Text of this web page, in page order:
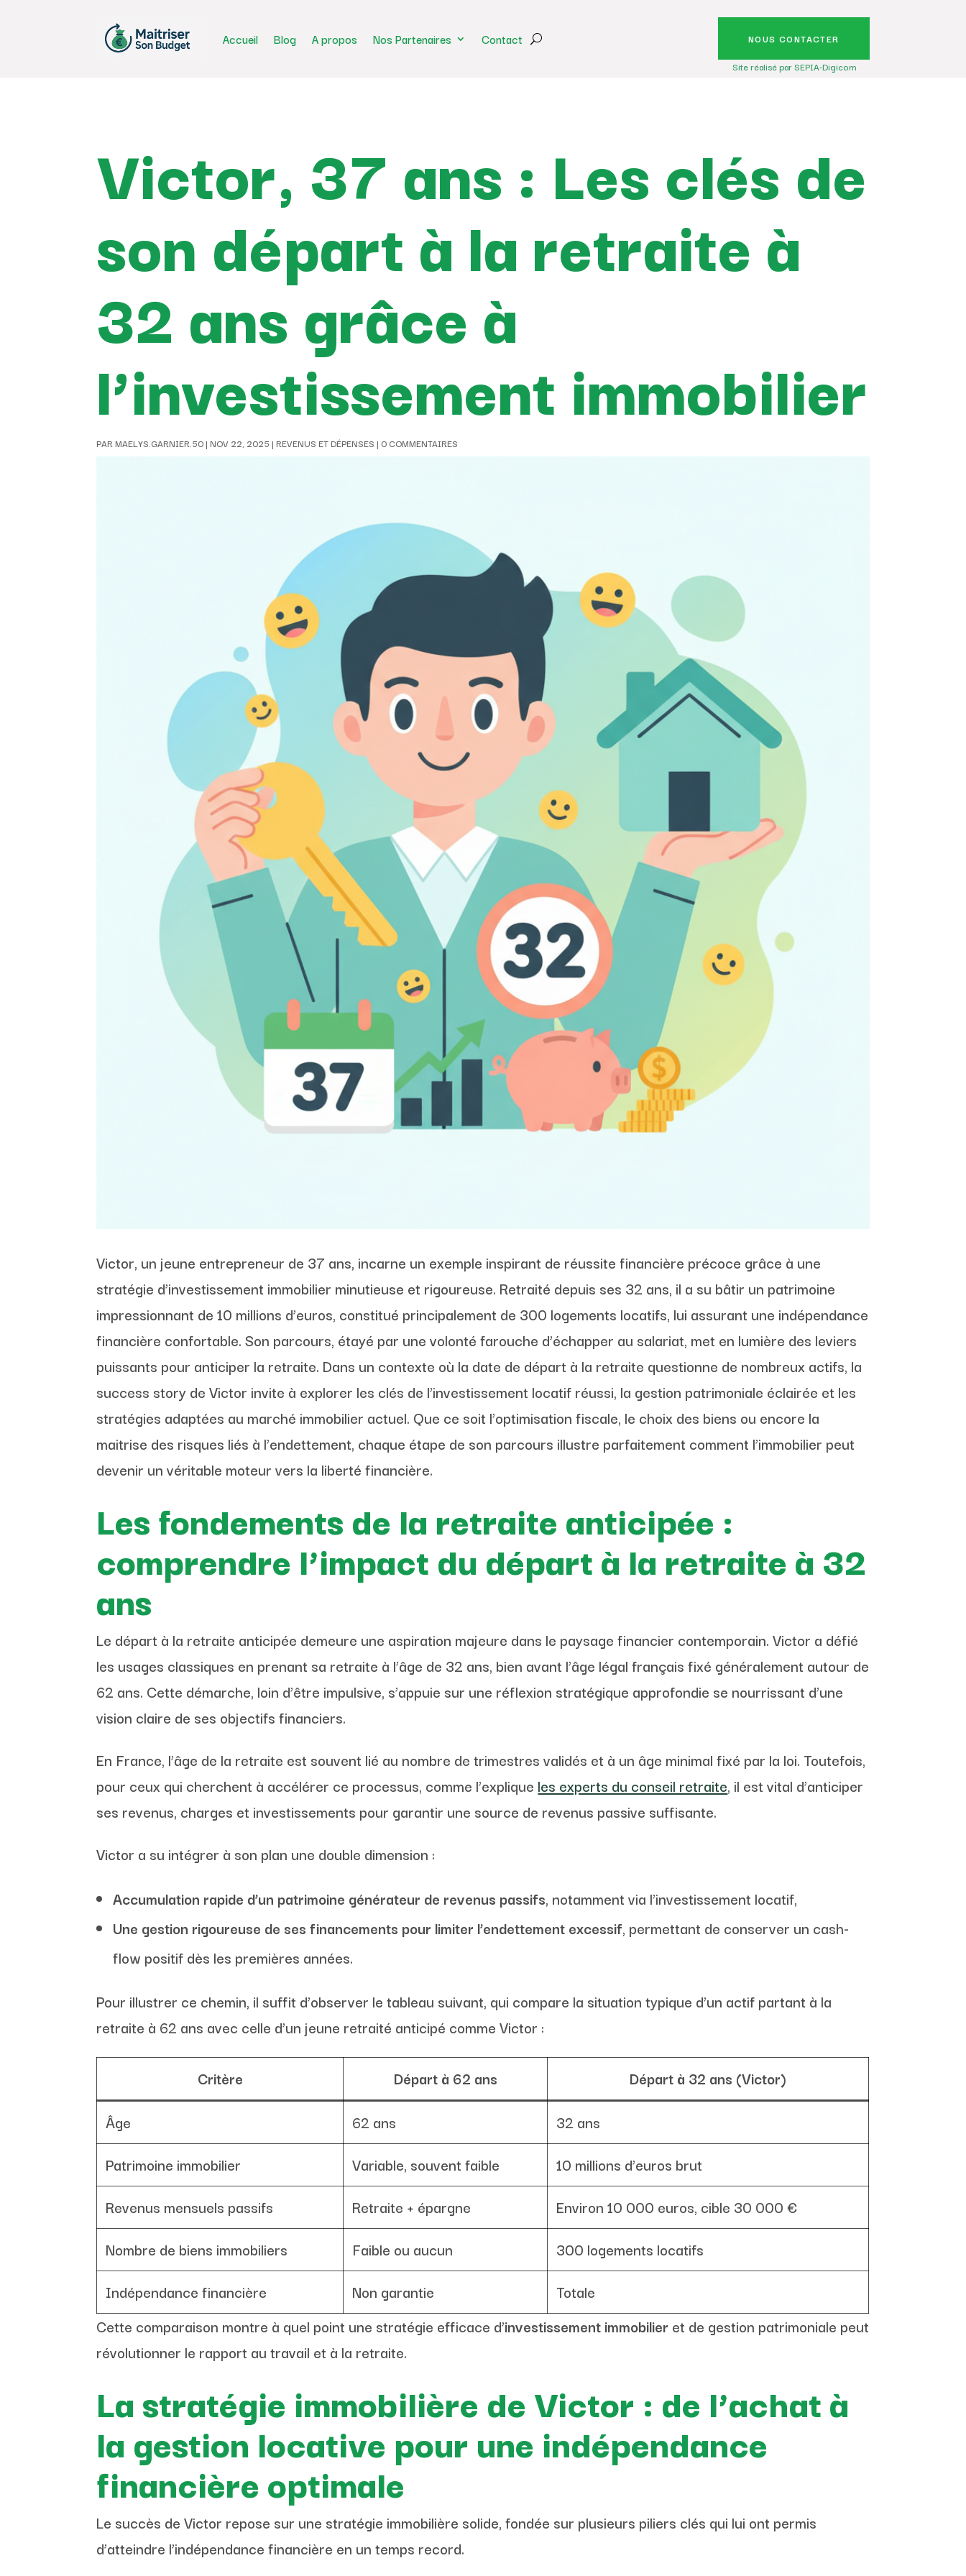
Accueil Blog A propos Nos Partenaires Contact NOUS CONTACTER
Site réalisé par SEPIA-Digicom
Victor, 37 ans : Les clés de
son départ à la retraite à
32 ans grâce à
l’investissement immobilier
PARMAELYS.GARNIER.50|NOV 22, 2025 |REVENUS ET DÉPENSES | 0 COMMENTAIRES
Victor, un jeune entrepreneur de 37 ans, incarne un exemple inspirant de réussite financière précoce grâce à une
stratégie d’investissement immobilier minutieuse et rigoureuse. Retraité depuis ses 32 ans, il a su bâtir un patrimoine
impressionnant de 10 millions d’euros, constitué principalement de 300 logements locatifs, lui assurant une indépendance
financière confortable. Son parcours, étayé par une volonté farouche d’échapper au salariat, met en lumière des leviers
puissants pour anticiper la retraite. Dans un contexte où la date de départ à la retraite questionne de nombreux actifs, la
success story de Victor invite à explorer les clés de l’investissement locatif réussi, la gestion patrimoniale éclairée et les
stratégies adaptées au marché immobilier actuel. Que ce soit l’optimisation fiscale, le choix des biens ou encore la
maitrise des risques liés à l’endettement, chaque étape de son parcours illustre parfaitement comment l’immobilier peut
devenir un véritable moteur vers la liberté financière.
Les fondements de la retraite anticipée :
comprendre l’impact du départ à la retraite à 32
ans
Le départ à la retraite anticipée demeure une aspiration majeure dans le paysage financier contemporain. Victor a défié
les usages classiques en prenant sa retraite à l’âge de 32 ans, bien avant l’âge légal français fixé généralement autour de
62 ans. Cette démarche, loin d’être impulsive, s’appuie sur une réflexion stratégique approfondie se nourrissant d’une
vision claire de ses objectifs financiers.
En France, l’âge de la retraite est souvent lié au nombre de trimestres validés et à un âge minimal fixé par la loi. Toutefois,
pour ceux qui cherchent à accélérer ce processus, comme l’explique les experts du conseil retraite, il est vital d’anticiper
ses revenus, charges et investissements pour garantir une source de revenus passive suffisante.
Victor a su intégrer à son plan une double dimension :
Accumulation rapide d’un patrimoine générateur de revenus passifs, notamment via l’investissement locatif,
Une gestion rigoureuse de ses financements pour limiter l’endettement excessif, permettant de conserver un cash-
flow positif dès les premières années.
Pour illustrer ce chemin, il suffit d’observer le tableau suivant, qui compare la situation typique d’un actif partant à la
retraite à 62 ans avec celle d’un jeune retraité anticipé comme Victor :
Critère Départ à 62 ans
Départ à 32 ans (Victor)
Âge
62 ans
32 ans
Patrimoine immobilier
Variable, souvent faible
10 millions d’euros brut
Revenus mensuels passifs
Retraite + épargne
Environ 10 000 euros, cible 30 000 €
Nombre de biens immobiliers
Faible ou aucun
300 logements locatifs
Indépendance financière
Non garantie
Totale
Cette comparaison montre à quel point une stratégie efficace d’investissement immobilier et de gestion patrimoniale peut
révolutionner le rapport au travail et à la retraite.
La stratégie immobilière de Victor : de l’achat à
la gestion locative pour une indépendance
financière optimale
Le succès de Victor repose sur une stratégie immobilière solide, fondée sur plusieurs piliers clés qui lui ont permis
d’atteindre l’indépendance financière en un temps record.